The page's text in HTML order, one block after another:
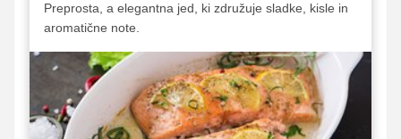
Preprosta, a elegantna jed, ki združuje sladke, kisle in
aromatične note.